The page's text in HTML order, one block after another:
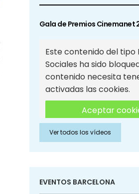
Gala de Premios Cinemanet
Este contenido del tipo
Sociales ha sido
contenido necesita
activadas las cookies.
Aceptar
Aceptar cookies de
Sociales
Ver todos los vídeos
EVENTOS BARCELONA